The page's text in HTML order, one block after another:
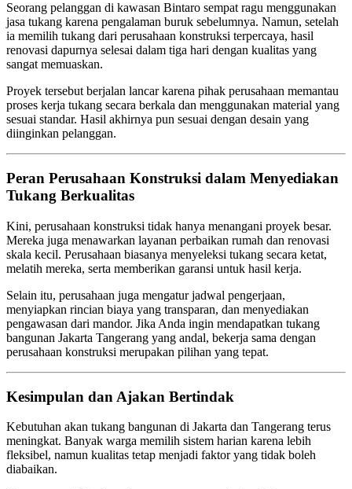
Seorang pelanggan di kawasan Bintaro sempat ragu menggunakan
jasa tukang karena pengalaman buruk sebelumnya. Namun, setelah
ia memilih tukang dari perusahaan konstruksi terpercaya, hasil
renovasi dapurnya selesai dalam tiga hari dengan kualitas yang
sangat memuaskan.
Proyek tersebut berjalan lancar karena pihak perusahaan memantau
proses kerja tukang secara berkala dan menggunakan material yang
sesuai standar. Hasil akhirnya pun sesuai dengan desain yang
diinginkan pelanggan.
Peran Perusahaan Konstruksi dalam Menyediakan
Tukang Berkualitas
Kini, perusahaan konstruksi tidak hanya menangani proyek besar.
Mereka juga menawarkan layanan perbaikan rumah dan renovasi
skala kecil. Perusahaan biasanya menyeleksi tukang secara ketat,
melatih mereka, serta memberikan garansi untuk hasil kerja.
Selain itu, perusahaan juga mengatur jadwal pengerjaan,
menyiapkan rincian biaya yang transparan, dan menyediakan
pengawasan dari mandor. Jika Anda ingin mendapatkan tukang
bangunan Jakarta Tangerang yang andal, bekerja sama dengan
perusahaan konstruksi merupakan pilihan yang tepat.
Kesimpulan dan Ajakan Bertindak
Kebutuhan akan tukang bangunan di Jakarta dan Tangerang terus
meningkat. Banyak warga memilih sistem harian karena lebih
fleksibel, namun kualitas tetap menjadi faktor yang tidak boleh
diabaikan.